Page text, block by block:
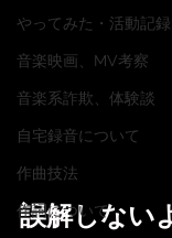
やってみた・活動記録
音楽映画、MV考察
音楽系詐欺、体験談
自宅録音について
作曲技法
作詞について
誤解しない